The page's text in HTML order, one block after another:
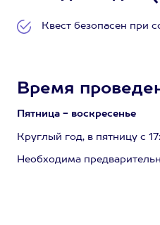
Квест безопасен при
Время
Пятница - воскресенье
Круглый год, в пятницу с
Необходима